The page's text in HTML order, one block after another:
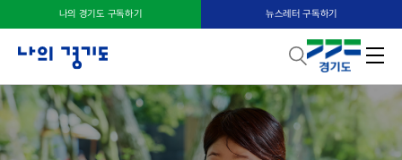
나의 경기도 구독하기 뉴스레터 구독하기